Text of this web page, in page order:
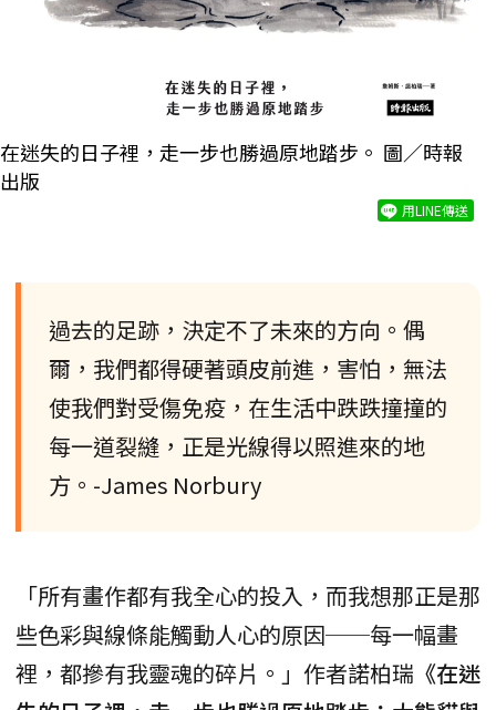
在迷失的日子裡，走一步也勝過原地踏步。 圖／時報
出版
用LINE傳送
過去的足跡，決定不了未來的方向。偶
爾，我們都得硬著頭皮前進，害怕，無法
使我們對受傷免疫，在生活中跌跌撞撞的
每一道裂縫，正是光線得以照進來的地
方。-James Norbury
「所有畫作都有我全心的投入，而我想那正是那
些色彩與線條能觸動人心的原因──每一幅畫
裡，都摻有我靈魂的碎片。」作者諾柏瑞 《在迷